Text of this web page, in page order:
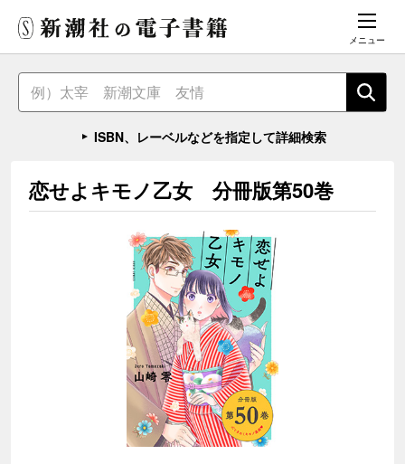
メニュー
ISBN、レーベルなどを指定して詳細検索
恋せよキモノ乙女 分冊版第50巻